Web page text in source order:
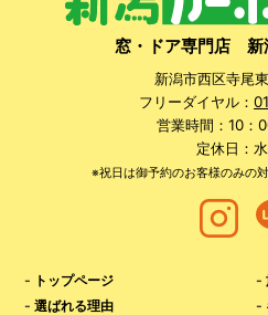
窓・ドア専門店 新
新潟市西区寺尾
フリーダイヤル：
営業時間：10：
定休日：
※祝日は御予約のお客様のみの
- トップページ
- 選ばれる理由
-
-